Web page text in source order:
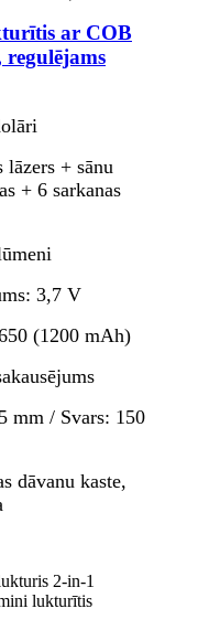
ar COB
regulējams
lāzers + sānu
+ 6 sarkanas
3,7 V
(1200 mAh)
mm / Svars: 150
dāvanu kaste,